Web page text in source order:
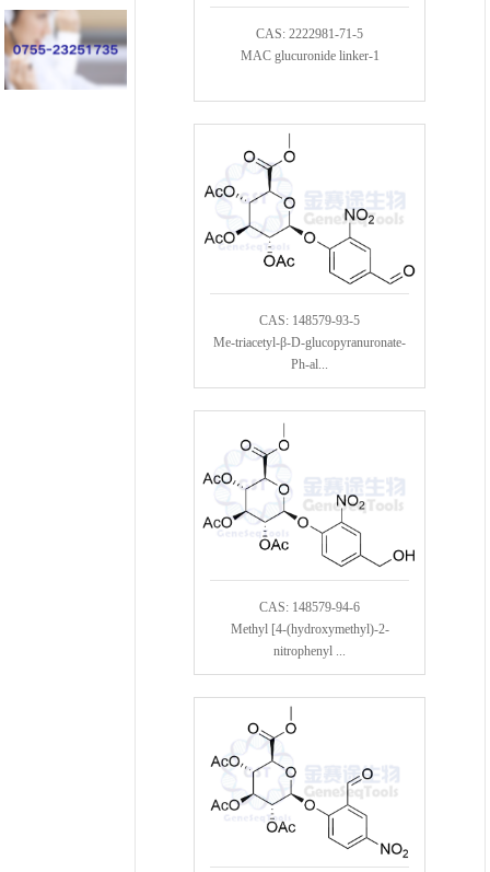
CAS: 2222981-71-5
MAC glucuronide linker-1
CAS: 148579-93-5
Me-triacetyl-β-D-glucopyranuronate-
Ph-al...
CAS: 148579-94-6
Methyl [4-(hydroxymethyl)-2-
nitrophenyl ...